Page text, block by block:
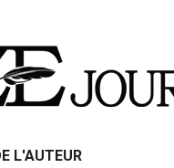
L'AUTEUR